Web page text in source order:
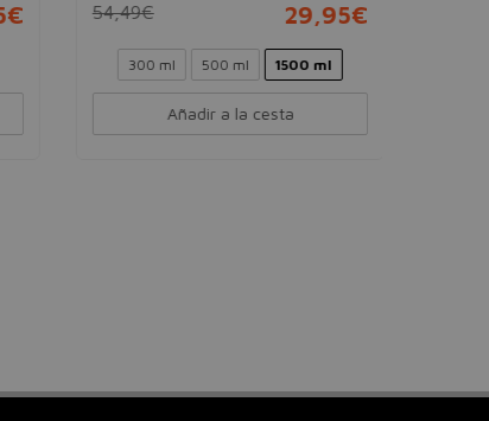
54,49€ 29,95€
300 ml 500 ml 1500 ml
Añadir a la cesta